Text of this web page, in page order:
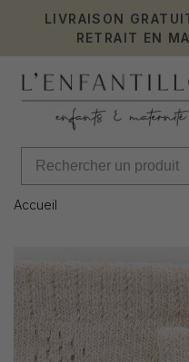
LIVRAISON
RETRAIT EN
Accueil